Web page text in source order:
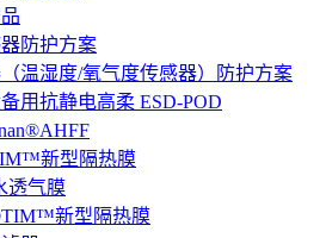
防护方案
温湿度/氧气度传感器）防护方案
用抗静电高柔 ESD-POD
新型隔热膜
透气膜
新型隔热膜